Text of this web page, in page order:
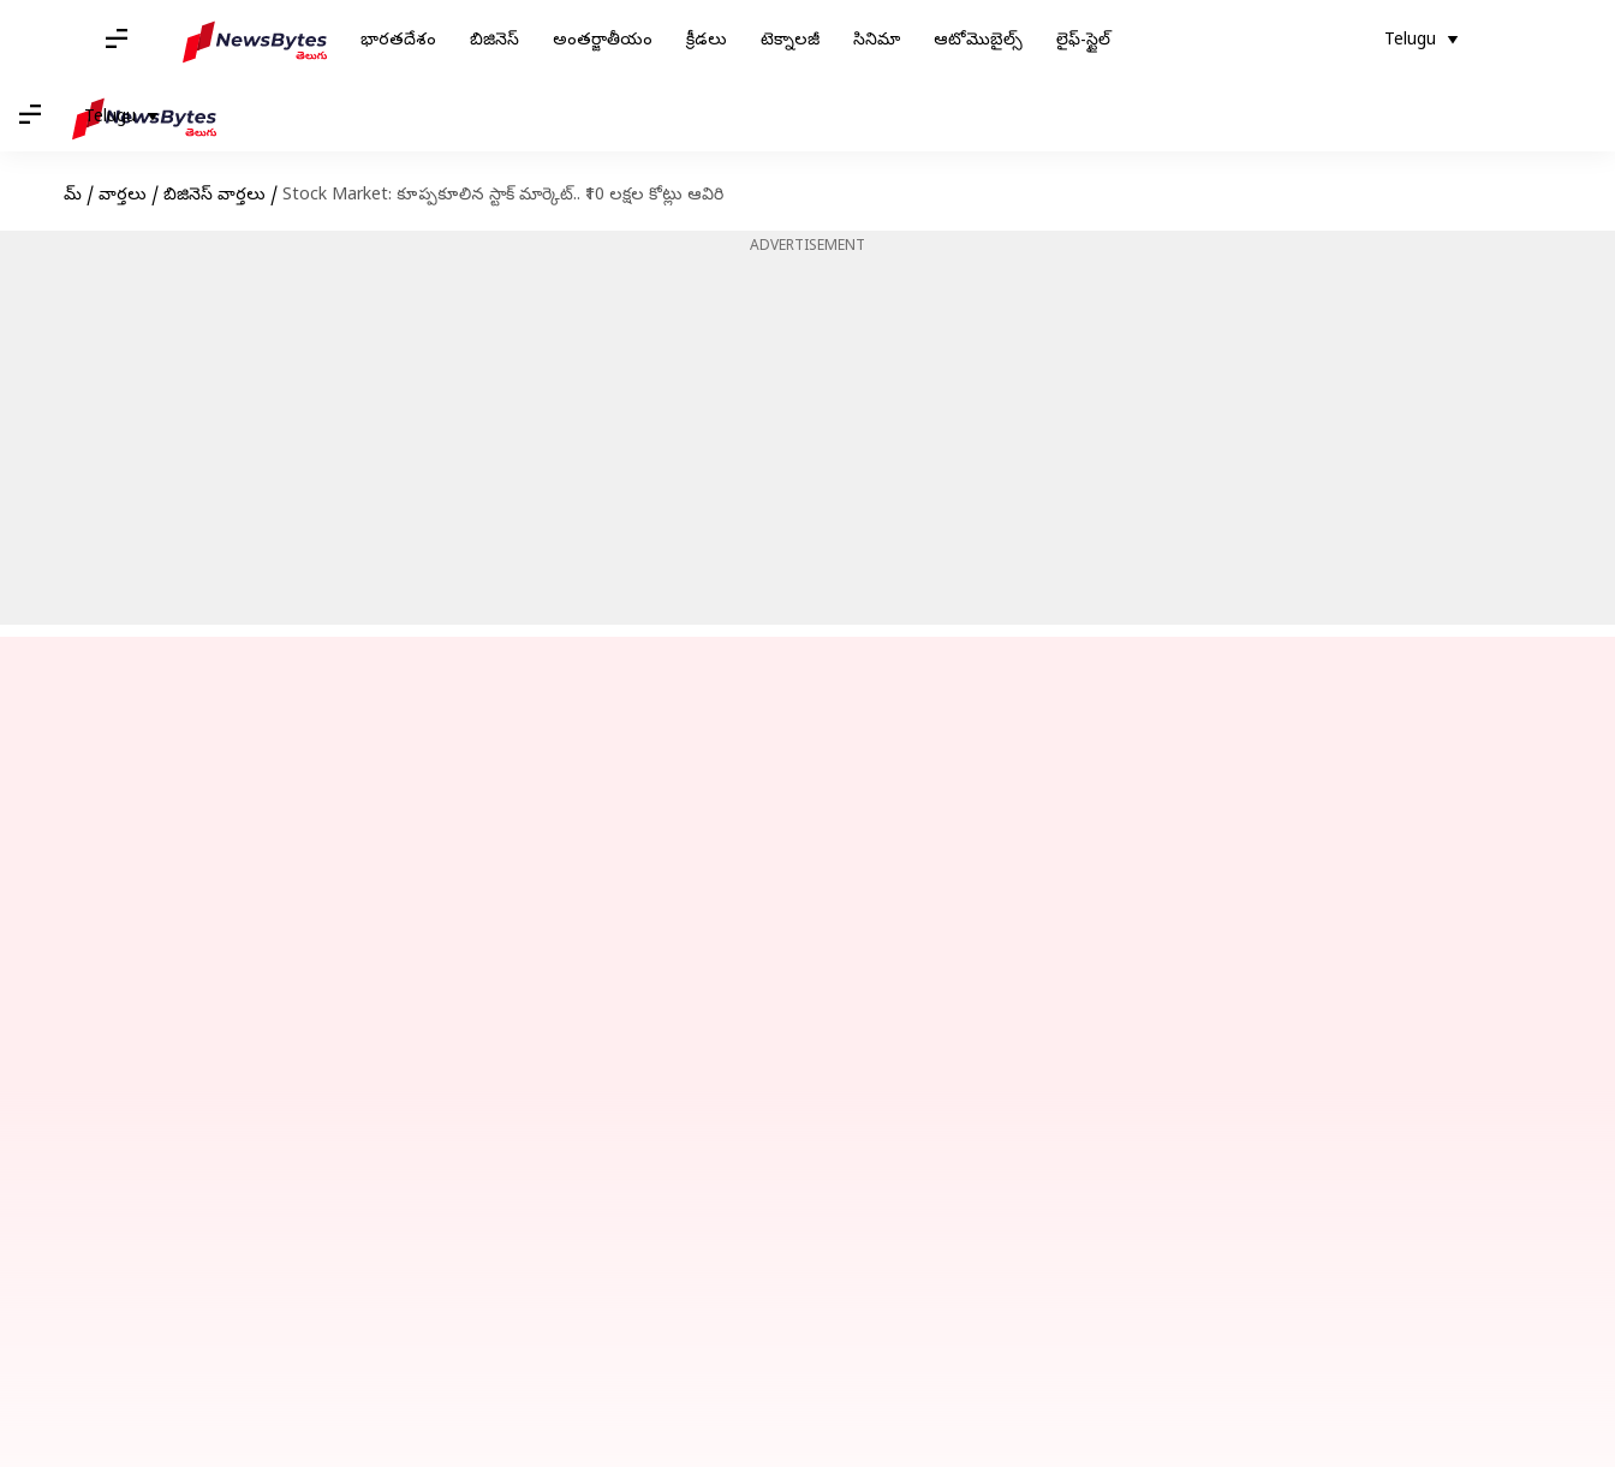
భారతదేశం బిజినెస్ అంతర్జాతీయం క్రీడలు టెక్నాలజీ సినిమా ఆటోమొబైల్స్ లైఫ్-స్టైల్ Telugu
Telugu
హోమ్ / వార్తలు / బిజినెస్ వార్తలు / Stock Market: కూప్పకూలిన స్టాక్ మార్కెట్.. ₹10 లక్షల కోట్లు ఆవిరి
ADVERTISEMENT